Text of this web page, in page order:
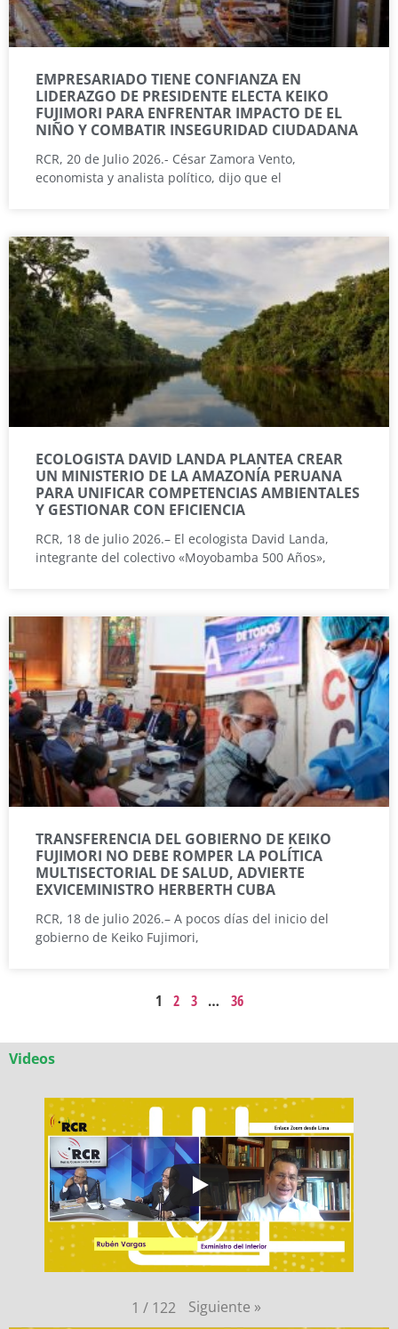
EMPRESARIADO TIENE CONFIANZA EN
LIDERAZGO DE PRESIDENTE ELECTA KEIKO
FUJIMORI PARA ENFRENTAR IMPACTO DE EL
NIÑO Y COMBATIR INSEGURIDAD CIUDADANA
RCR, 20 de Julio 2026.- César Zamora Vento,
economista y analista político, dijo que el
ECOLOGISTA DAVID LANDA PLANTEA CREAR
UN MINISTERIO DE LA AMAZONÍA PERUANA
PARA UNIFICAR COMPETENCIAS AMBIENTALES
Y GESTIONAR CON EFICIENCIA
RCR, 18 de julio 2026.– El ecologista David Landa,
integrante del colectivo «Moyobamba 500 Años»,
TRANSFERENCIA DEL GOBIERNO DE KEIKO
FUJIMORI NO DEBE ROMPER LA POLÍTICA
MULTISECTORIAL DE SALUD, ADVIERTE
EXVICEMINISTRO HERBERTH CUBA
RCR, 18 de julio 2026.– A pocos días del inicio del
gobierno de Keiko Fujimori,
1 2 3 … 36
Videos
1 / 122 Siguiente »